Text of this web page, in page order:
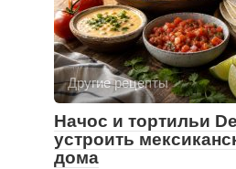
Другие рецепты
Начос и тортильи
устроить
дома